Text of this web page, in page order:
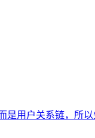
是用户关系链，所